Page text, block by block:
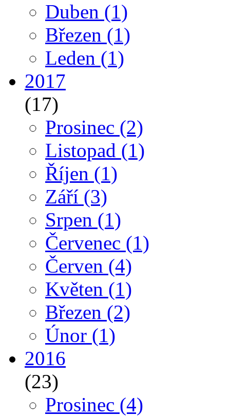
Duben (1)
Březen (1)
Leden (1)
2017
(17)
Prosinec (2)
Listopad (1)
Říjen (1)
Září (3)
Srpen (1)
Červenec (1)
Červen (4)
Květen (1)
Březen (2)
Únor (1)
2016
(23)
Prosinec (4)